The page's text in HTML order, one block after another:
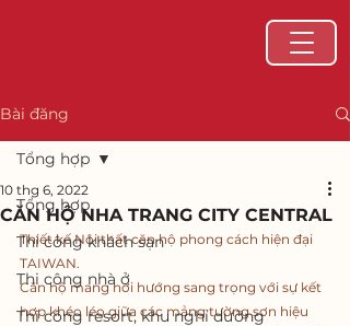
Bài đăng
Tổng hợp
Thi công khách sạn
Thi công nhà ở
Thi công resort, khu nghỉ dưỡng
Tổng hợp
CĂN HỘ NHA TRANG CITY CENTRAL
10 thg 6, 2022
Thiết kế Nội thất căn hộ phong cách hiện đại
TAIWAN.
Căn hộ mang hơi hướng sang trọng với sự kết
hợp khéo léo giữa các mảng tường sơn hiệu